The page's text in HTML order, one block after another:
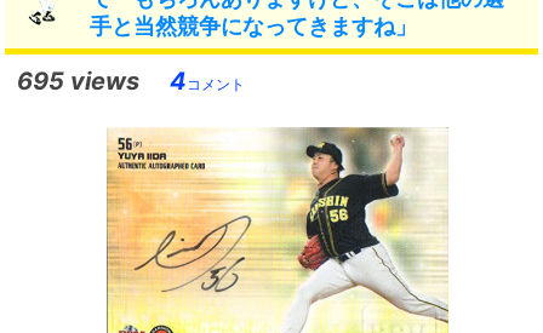
手と当然競争になってきますね」
695 views 4コメント